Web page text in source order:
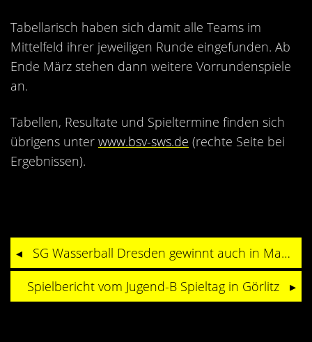
Tabellarisch haben sich damit alle Teams im
Mittelfeld ihrer jeweiligen Runde eingefunden. Ab
Ende März stehen dann weitere Vorrundenspiele
an.
Tabellen, Resultate und Spieltermine finden sich
übrigens unter www.bsv-sws.de (rechte Seite bei
Ergebnissen).
SG Wasserball Dresden gewinnt auch in Magdeburg
Spielbericht vom Jugend-B Spieltag in Görlitz